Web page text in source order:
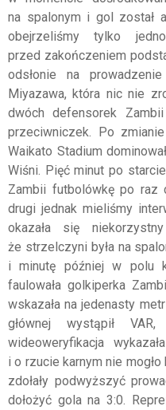
na spalonym i gol został
obejrzeliśmy tylko
przed zakończeniem
odsłonie na
Miyazawa, która nic nie
dwóch defensorek
przeciwniczek. Po
Waikato Stadium
Wiśni. Pięć minut po
Zambii futbolówkę po raz
drugi jednak mieliśmy
okazała się
że strzelczyni była na
i minutę później w polu
faulowała golkiperka
wskazała na jedenasty
głównej wystąpił
wideoweryfikacja
i o rzucie karnym nie
zdołały podwyższyć
dołożyć gola na 3:0.